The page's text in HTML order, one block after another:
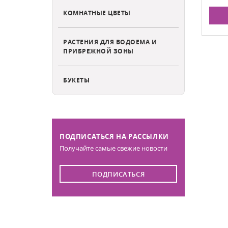
КОМНАТНЫЕ ЦВЕТЫ
РАСТЕНИЯ ДЛЯ ВОДОЕМА И
ПРИБРЕЖНОЙ ЗОНЫ
БУКЕТЫ
ПОДПИСАТЬСЯ НА РАССЫЛКИ
Получайте самые свежие новости
ПОДПИСАТЬСЯ
В КОРЗИНУ